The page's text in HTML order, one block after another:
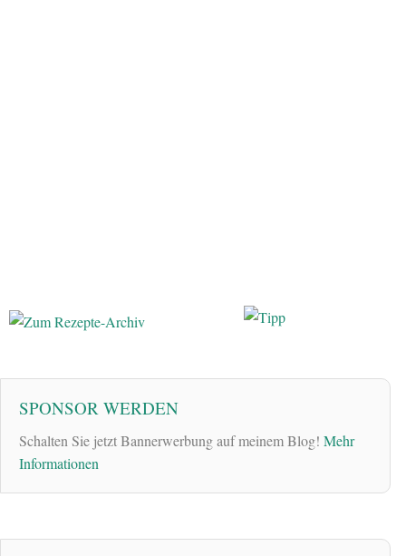
SPONSOR WERDEN
Schalten Sie jetzt Bannerwerbung auf meinem Blog! Mehr
Informationen